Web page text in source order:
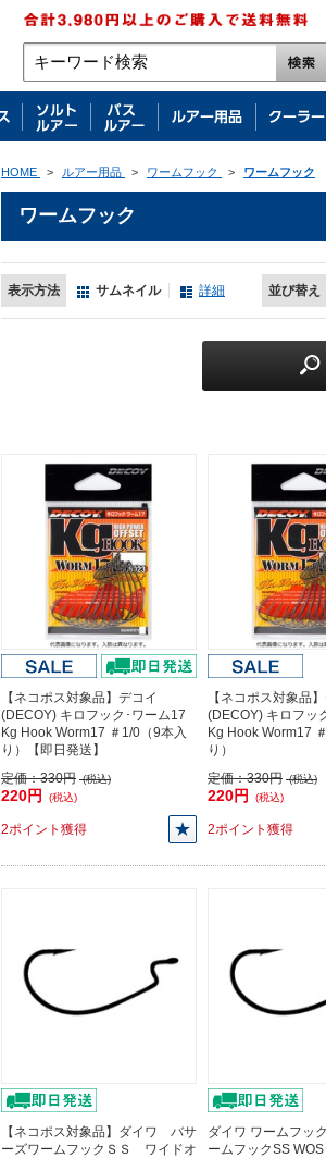
HOME > ルアー用品 > ワームフック > ワームフック
ワームフック
表示方法 サムネイル 詳細 並び替え
【ネコポス対象品】デコイ
(DECOY) キロフック･ワーム17
Kg Hook Worm17 ＃1/0（9本入
り）【即日発送】
定価：330円 (税込)
220円 (税込)
2ポイント獲得
【ネコポス対象品
(DECOY) キロフッ
Kg Hook Worm17
り）
定価：330円 (税込)
220円 (税込)
2ポイント獲得
【ネコポス対象品】ダイワ バサ
ーズワームフックＳＳ ワイドオ
ダイワ ワームフッ
ームフックSS